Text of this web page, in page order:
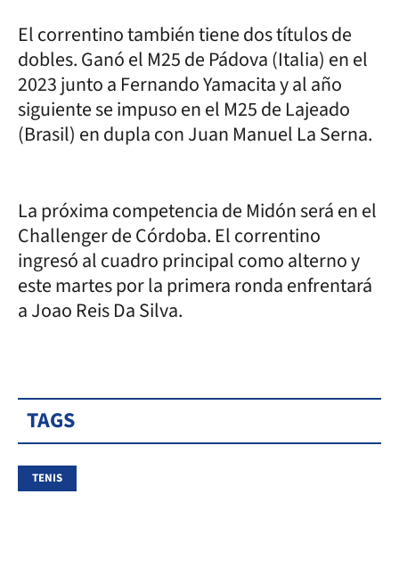
El correntino también tiene dos títulos de
dobles. Ganó el M25 de Pádova (Italia) en el
2023 junto a Fernando Yamacita y al año
siguiente se impuso en el M25 de Lajeado
(Brasil) en dupla con Juan Manuel La Serna.
La próxima competencia de Midón será en el
Challenger de Córdoba. El correntino
ingresó al cuadro principal como alterno y
este martes por la primera ronda enfrentará
a Joao Reis Da Silva.
TAGS
TENIS